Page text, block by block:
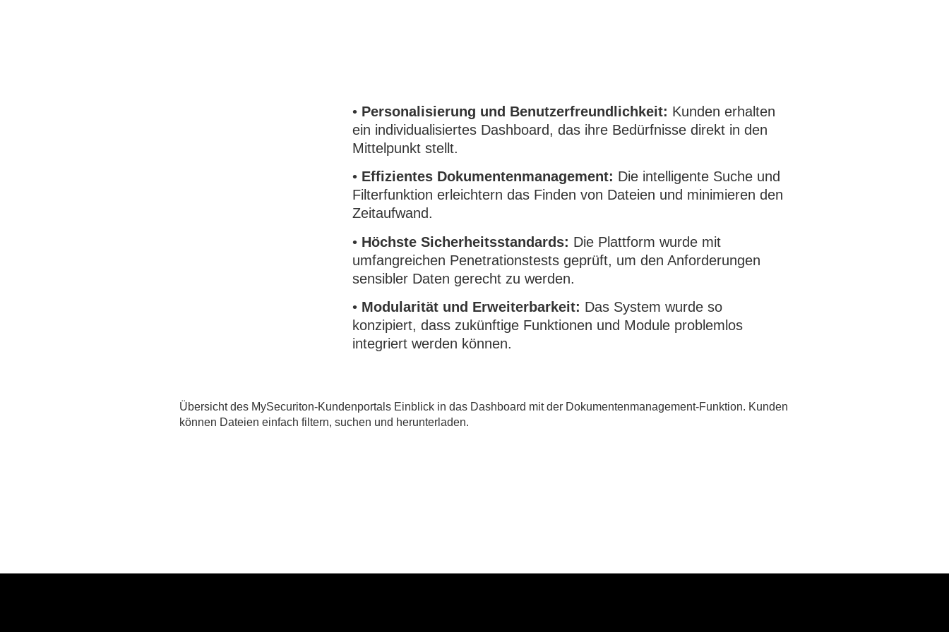
• Personalisierung und Benutzerfreundlichkeit: Kunden erhalten
ein individualisiertes Dashboard, das ihre Bedürfnisse direkt in den
Mittelpunkt stellt.
• Effizientes Dokumentenmanagement: Die intelligente Suche und
Filterfunktion erleichtern das Finden von Dateien und minimieren den
Zeitaufwand.
• Höchste Sicherheitsstandards: Die Plattform wurde mit
umfangreichen Penetrationstests geprüft, um den Anforderungen
sensibler Daten gerecht zu werden.
• Modularität und Erweiterbarkeit: Das System wurde so
konzipiert, dass zukünftige Funktionen und Module problemlos
integriert werden können.
Übersicht des MySecuriton-Kundenportals Einblick in das Dashboard mit der Dokumentenmanagement-Funktion. Kunden
können Dateien einfach filtern, suchen und herunterladen.